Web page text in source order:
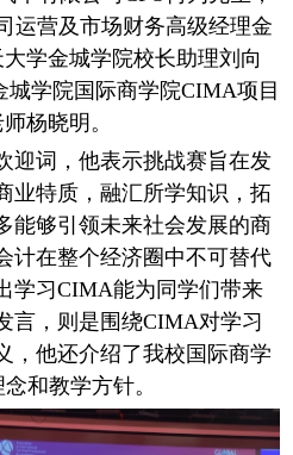
运营及市场财务高级经理金
学金城学院校长助理刘向
学院国际商学院CIMA项目
杨晓明。
词，他表示挑战赛旨在发
业特质，融汇所学知识，拓
能够引领未来社会发展的商
计在整个经济圈中不可替代
学习CIMA能为同学们带来
言，则是围绕CIMA对学习
，他还介绍了我校国际商学
和教学方针。